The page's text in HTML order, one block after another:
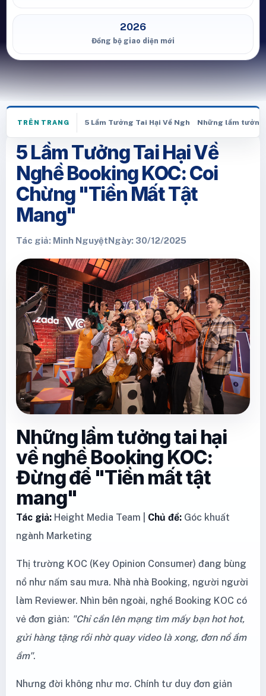
2026
Đồng bộ giao diện mới
TRÊN TRANG 5 Lầm Tưởng Tai Hại Về Nghề Booking KOC:
Những lầm tưởng
5 Lầm Tưởng Tai Hại Về
Nghề Booking KOC: Coi
Chừng "Tiền Mất Tật
Mang"
Tác giả: Minh NguyệtNgày: 30/12/2025
Những lầm tưởng tai hại
về nghề Booking KOC:
Đừng để "Tiền mất tật
mang"
Tác giả: Height Media Team | Chủ đề: Góc khuất
ngành Marketing
Thị trường KOC (Key Opinion Consumer) đang bùng
nổ như nấm sau mưa. Nhà nhà Booking, người người
làm Reviewer. Nhìn bên ngoài, nghề Booking KOC có
vẻ đơn giản: "Chỉ cần lên mạng tìm mấy bạn hot hot,
gửi hàng tặng rồi nhờ quay video là xong, đơn nổ ầm
ầm".
Nhưng đời không như mơ. Chính tư duy đơn giản